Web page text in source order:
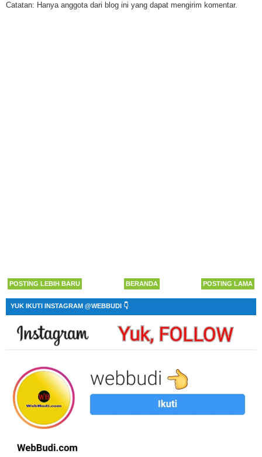
Catatan: Hanya anggota dari blog ini yang dapat mengirim komentar.
POSTING LEBIH BARU POSTING LAMA
BERANDA
YUK IKUTI INSTAGRAM @WEBBUDI 👇